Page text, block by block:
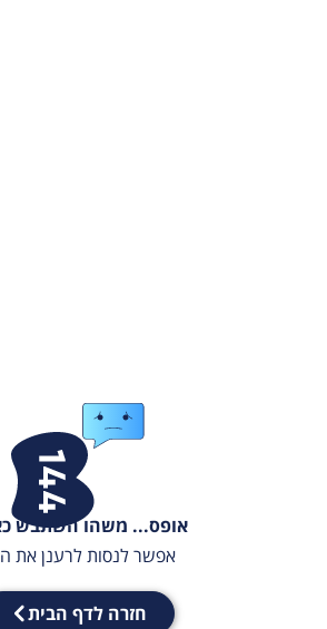
אופס... משהו השתבש
אפשר לנסות לרענן את
חזרה לדף הבית